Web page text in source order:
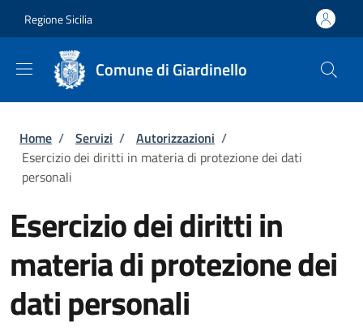
Regione Sicilia
Comune di Giardinello
Briciole di pane
Home / Servizi / Autorizzazioni /
Esercizio dei diritti in materia di protezione dei dati
personali
Esercizio dei diritti in
materia di protezione dei
dati personali